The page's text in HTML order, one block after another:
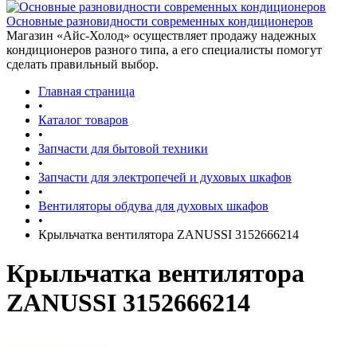
Основные разновидности современных кондиционеров
Магазин «Айс-Холод» осуществляет продажу надежных
кондиционеров разного типа, а его специалисты помогут
сделать правильный выбор.
Главная страница
•
Каталог товаров
•
Запчасти для бытовой техники
•
Запчасти для электропечей и духовых шкафов
•
Вентиляторы обдува для духовых шкафов
•
Крыльчатка вентилятора ZANUSSI 3152666214
Крыльчатка вентилятора
ZANUSSI 3152666214